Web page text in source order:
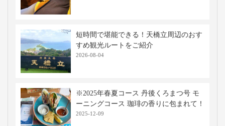
短時間で堪能できる！天橋立周辺のおす
すめ観光ルートをご紹介
2026-08-04
※2025年春夏コース 丹後くろまつ号 モ
ーニングコース 珈琲の香りに包まれて！
2025-12-09